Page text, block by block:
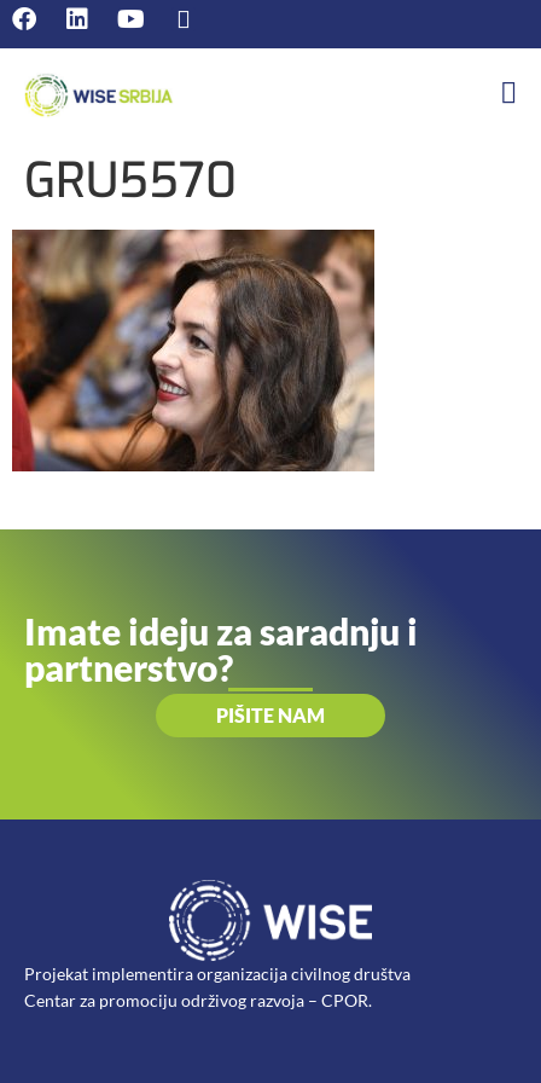
GRU5570
Imate ideju za saradnju i
partnerstvo?
PIŠITE NAM
Projekat implementira organizacija civilnog društva
Centar za promociju održivog razvoja – CPOR.